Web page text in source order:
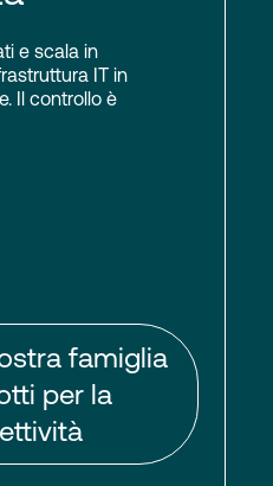
e scala in
IT in
Il controllo è
famiglia
per la